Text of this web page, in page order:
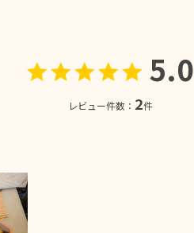
5.0
レビュー件数： 2件